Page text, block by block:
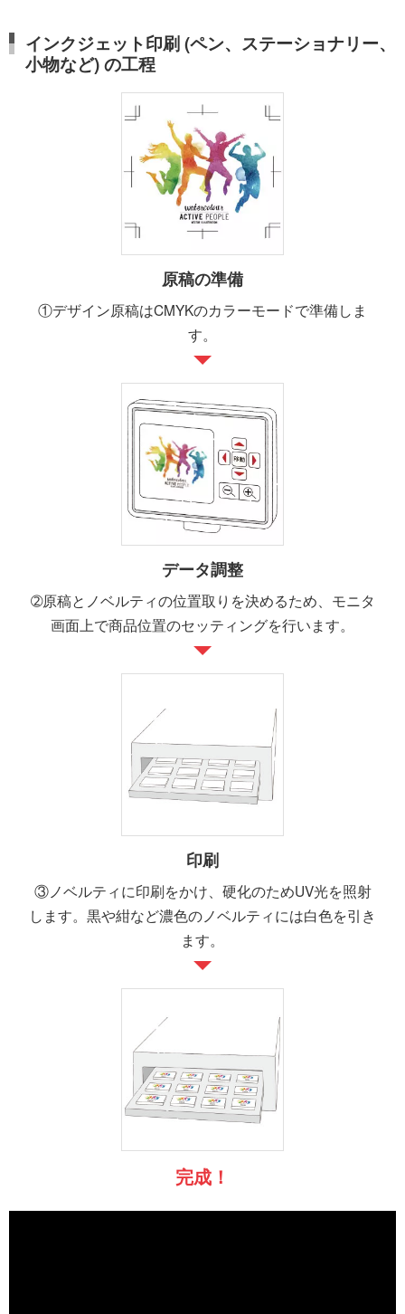
インクジェット印刷 (ペン、ステーショナリー、
小物など) の工程
原稿の準備
①デザイン原稿はCMYKのカラーモードで準備しま
す。
データ調整
➁原稿とノベルティの位置取りを決めるため、モニタ
画面上で商品位置のセッティングを行います。
印刷
③ノベルティに印刷をかけ、硬化のためUV光を照射
します。黒や紺など濃色のノベルティには白色を引き
ます。
完成！